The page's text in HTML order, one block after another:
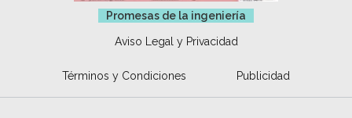
Promesas de la ingeniería
Aviso Legal y Privacidad
Términos y Condiciones Publicidad